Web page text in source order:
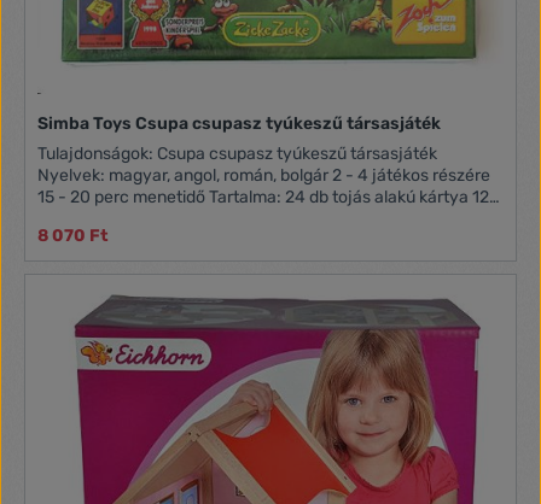
Simba Toys Csupa csupasz tyúkeszű társasjáték
Tulajdonságok: Csupa csupasz tyúkeszű társasjáték
Nyelvek: magyar, angol, román, bolgár 2 - 4 játékos részére
15 - 20 perc menetidő Tartalma: 24 db tojás alakú kártya 12
db játékszabály
8 070 Ft